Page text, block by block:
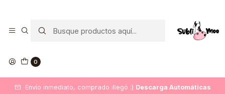
0
Envío inmediato, comprado illegó :) Descarga Automáticas